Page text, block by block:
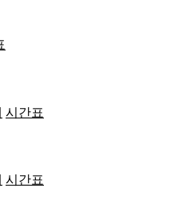
시간표
시간표